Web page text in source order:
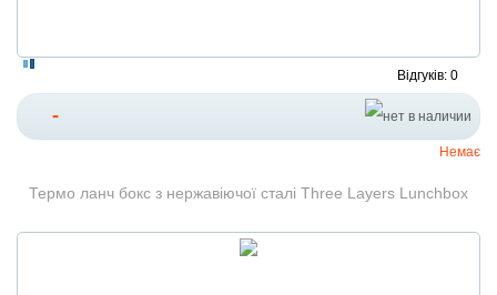
Відгуків: 0
-
Немає
Термо ланч бокс з нержавіючої сталі Three Layers Lunchbox